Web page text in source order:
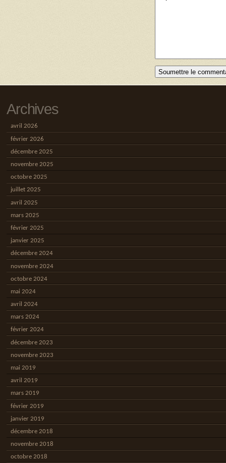
Archives
avril 2026
février 2026
décembre 2025
novembre 2025
octobre 2025
juillet 2025
avril 2025
mars 2025
février 2025
janvier 2025
décembre 2024
novembre 2024
octobre 2024
mai 2024
avril 2024
mars 2024
février 2024
décembre 2023
novembre 2023
mai 2019
avril 2019
mars 2019
février 2019
janvier 2019
décembre 2018
novembre 2018
octobre 2018